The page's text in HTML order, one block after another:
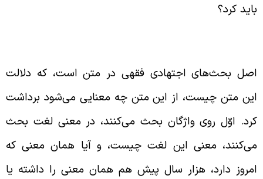
کرد؟
بحث‌های اجتهادی فقهی در متن است، که دلالت
متن چیست، از این متن چه معنایی می‌شود برداشت
اوّل روی واژگان بحث می‌کنند، در معنی لغت بحث
معنی این لغت چیست، و آیا همان معنی که
دارد، هزار سال پیش هم همان معنی را داشته یا